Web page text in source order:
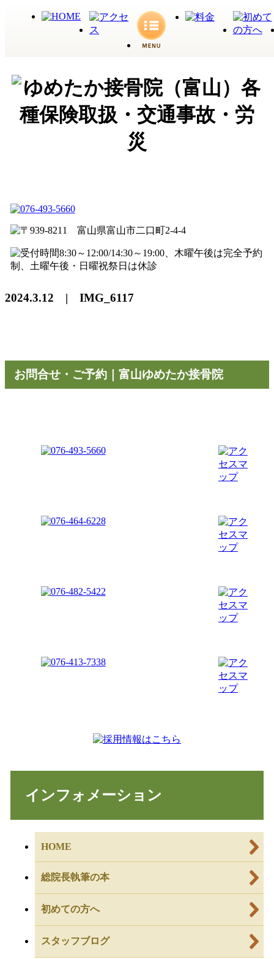
2024.3.12 | IMG_6117
お問合せ・ご予約｜富山ゆめたか接骨院
インフォメーション
HOME
総院長執筆の本
初めての方へ
スタッフブログ